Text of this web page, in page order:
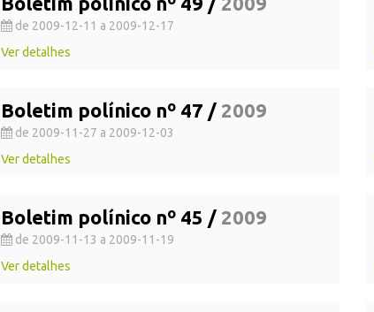
de 2009-12-11 a 2009-12-17
Ver detalhes
Boletim polínico nº 47 / 2009
de 2009-11-27 a 2009-12-03
Ver detalhes
Boletim polínico nº 45 / 2009
de 2009-11-13 a 2009-11-19
Ver detalhes